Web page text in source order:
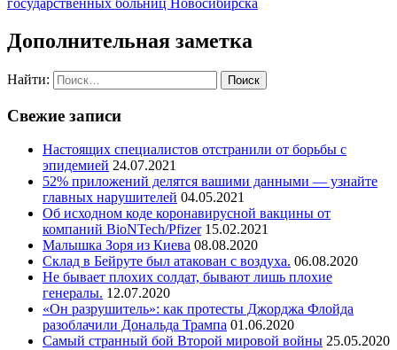
государственных больниц Новосибирска
Дополнительная заметка
Найти:
Свежие записи
Настоящих специалистов отстранили от борьбы с
эпидемией 24.07.2021
52% приложений делятся вашими данными — узнайте
главных нарушителей 04.05.2021
Об исходном коде коронавирусной вакцины от
компаний BioNTech/Pfizer 15.02.2021
Малышка Зоря из Киева 08.08.2020
Склад в Бейруте был атакован с воздуха. 06.08.2020
Не бывает плохих солдат, бывают лишь плохие
генералы. 12.07.2020
«Он разрушитель»: как протесты Джорджа Флойда
разоблачили Дональда Трампа 01.06.2020
Самый странный бой Второй мировой войны 25.05.2020